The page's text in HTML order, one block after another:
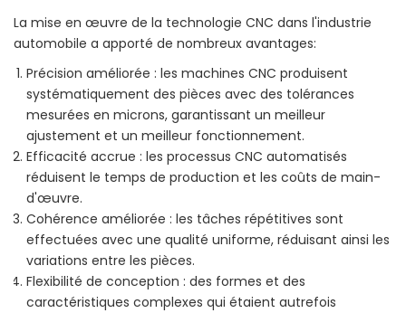
La mise en œuvre de la technologie CNC dans l'industrie
automobile a apporté de nombreux avantages:
Précision améliorée : les machines CNC produisent
systématiquement des pièces avec des tolérances
mesurées en microns, garantissant un meilleur
ajustement et un meilleur fonctionnement.
Efficacité accrue : les processus CNC automatisés
réduisent le temps de production et les coûts de main-
d'œuvre.
Cohérence améliorée : les tâches répétitives sont
effectuées avec une qualité uniforme, réduisant ainsi les
variations entre les pièces.
Flexibilité de conception : des formes et des
caractéristiques complexes qui étaient autrefois